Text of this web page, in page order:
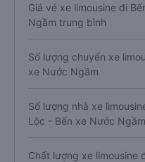
Giá vé xe limousine đi
Ngầm trung bình
Số lượng chuyến xe
xe Nước Ngầm
Số lượng nhà xe
Lộc - Bến xe Nước Ngầm
Chất lượng xe limousine